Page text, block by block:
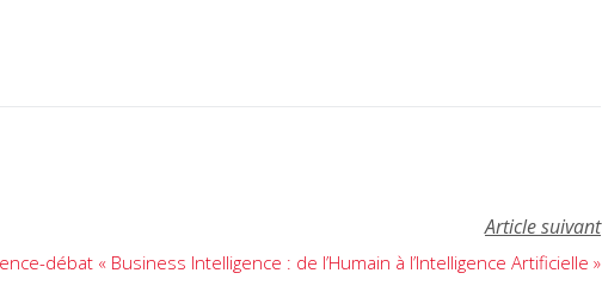
Article suivant
débat « Business Intelligence : de l’Humain à l’Intelligence Artificielle »